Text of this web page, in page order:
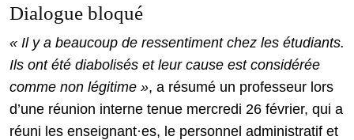
Dialogue bloqué
« Il y a beaucoup de ressentiment chez les étudiants.
Ils ont été diabolisés et leur cause est considérée
comme non légitime », a résumé un professeur lors
d’une réunion interne tenue mercredi 26 février, qui a
réuni les enseignant·es, le personnel administratif et